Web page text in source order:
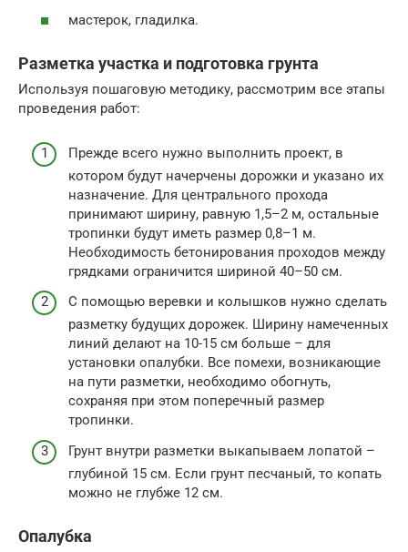
мастерок, гладилка.
Разметка участка и подготовка грунта
Используя пошаговую методику, рассмотрим все этапы
проведения работ:
Прежде всего нужно выполнить проект, в
котором будут начерчены дорожки и указано их
назначение. Для центрального прохода
принимают ширину, равную 1,5–2 м, остальные
тропинки будут иметь размер 0,8–1 м.
Необходимость бетонирования проходов между
грядками ограничится шириной 40–50 см.
С помощью веревки и колышков нужно сделать
разметку будущих дорожек. Ширину намеченных
линий делают на 10-15 см больше – для
установки опалубки. Все помехи, возникающие
на пути разметки, необходимо обогнуть,
сохраняя при этом поперечный размер
тропинки.
Грунт внутри разметки выкапываем лопатой –
глубиной 15 см. Если грунт песчаный, то копать
можно не глубже 12 см.
Опалубка